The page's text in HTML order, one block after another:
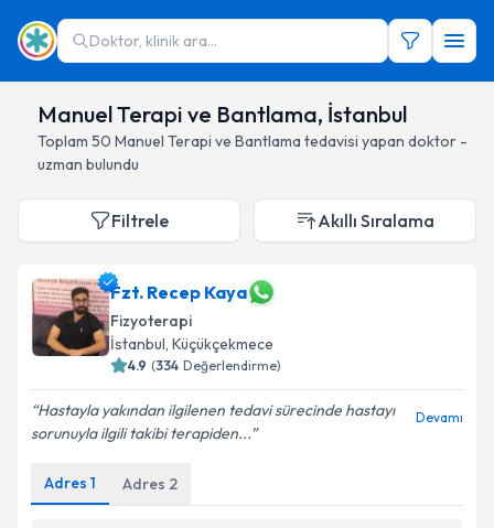
Doktor, klinik ara...
Manuel Terapi ve Bantlama, İstanbul
Toplam 50 Manuel Terapi ve Bantlama tedavisi yapan doktor -
uzman bulundu
Filtrele Akıllı Sıralama
Fzt. Recep Kaya
Fizyoterapi
İstanbul, Küçükçekmece
4.9 (334 Değerlendirme)
Hastayla yakından ilgilenen tedavi sürecinde hastayı
sorunuyla ilgili takibi terapiden...
Devamı
Adres 1 Adres 2